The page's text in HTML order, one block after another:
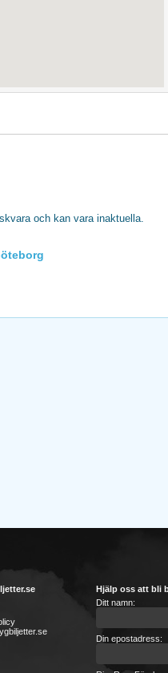
och kan vara inaktuella.
Hjälp oss att bli
Ditt namn:
Din epostadress: